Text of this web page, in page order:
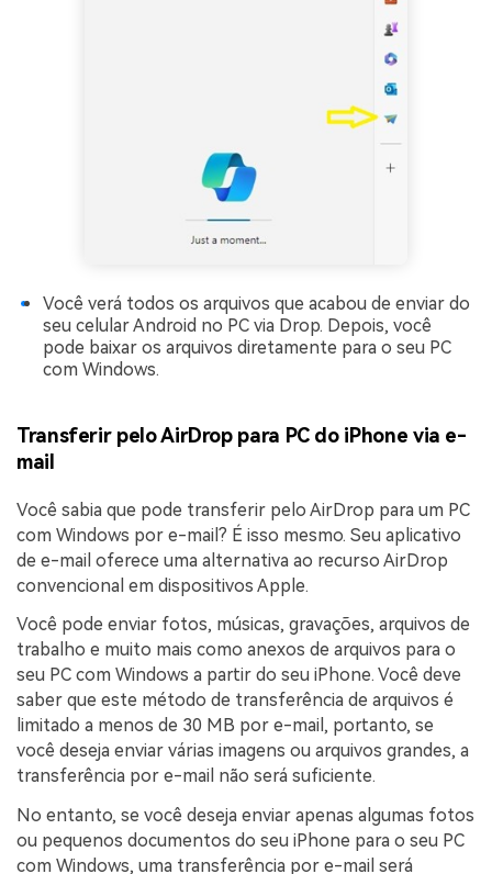
Você verá todos os arquivos que acabou de enviar do
seu celular Android no PC via Drop. Depois, você
pode baixar os arquivos diretamente para o seu PC
com Windows.
Transferir pelo AirDrop para PC do iPhone via e-
mail
Você sabia que pode transferir pelo AirDrop para um PC
com Windows por e-mail? É isso mesmo. Seu aplicativo
de e-mail oferece uma alternativa ao recurso AirDrop
convencional em dispositivos Apple.
Você pode enviar fotos, músicas, gravações, arquivos de
trabalho e muito mais como anexos de arquivos para o
seu PC com Windows a partir do seu iPhone. Você deve
saber que este método de transferência de arquivos é
limitado a menos de 30 MB por e-mail, portanto, se
você deseja enviar várias imagens ou arquivos grandes, a
transferência por e-mail não será suficiente.
No entanto, se você deseja enviar apenas algumas fotos
ou pequenos documentos do seu iPhone para o seu PC
com Windows, uma transferência por e-mail será